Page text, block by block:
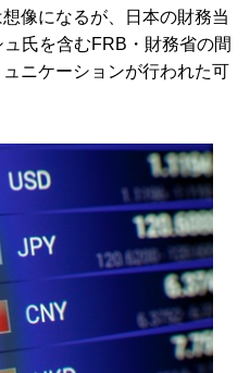
像になるが、日本の財務当
氏を含むFRB・財務省の間
ニケーションが行われた可